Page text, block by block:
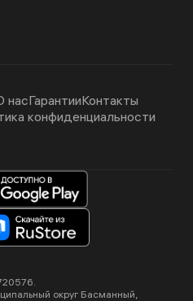
насГарантииКонтакты
конфиденциальности
округ Басманный,